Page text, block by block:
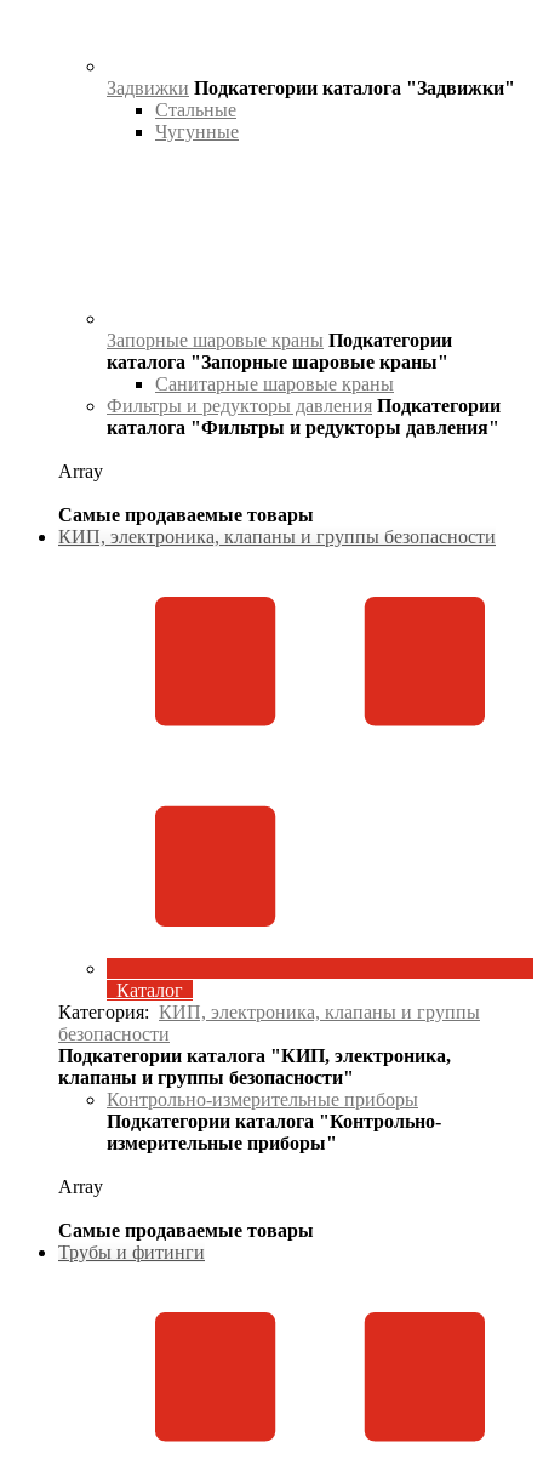
Задвижки Подкатегории каталога "Задвижки"
Стальные
Чугунные
Запорные шаровые краны Подкатегории
каталога "Запорные шаровые краны"
Санитарные шаровые краны
Фильтры и редукторы давления Подкатегории
каталога "Фильтры и редукторы давления"
Array
Самые продаваемые товары
КИП, электроника, клапаны и группы безопасности
Каталог
Категория: КИП, электроника, клапаны и группы
безопасности
Подкатегории каталога "КИП, электроника,
клапаны и группы безопасности"
Контрольно-измерительные приборы
Подкатегории каталога "Контрольно-
измерительные приборы"
Array
Самые продаваемые товары
Трубы и фитинги